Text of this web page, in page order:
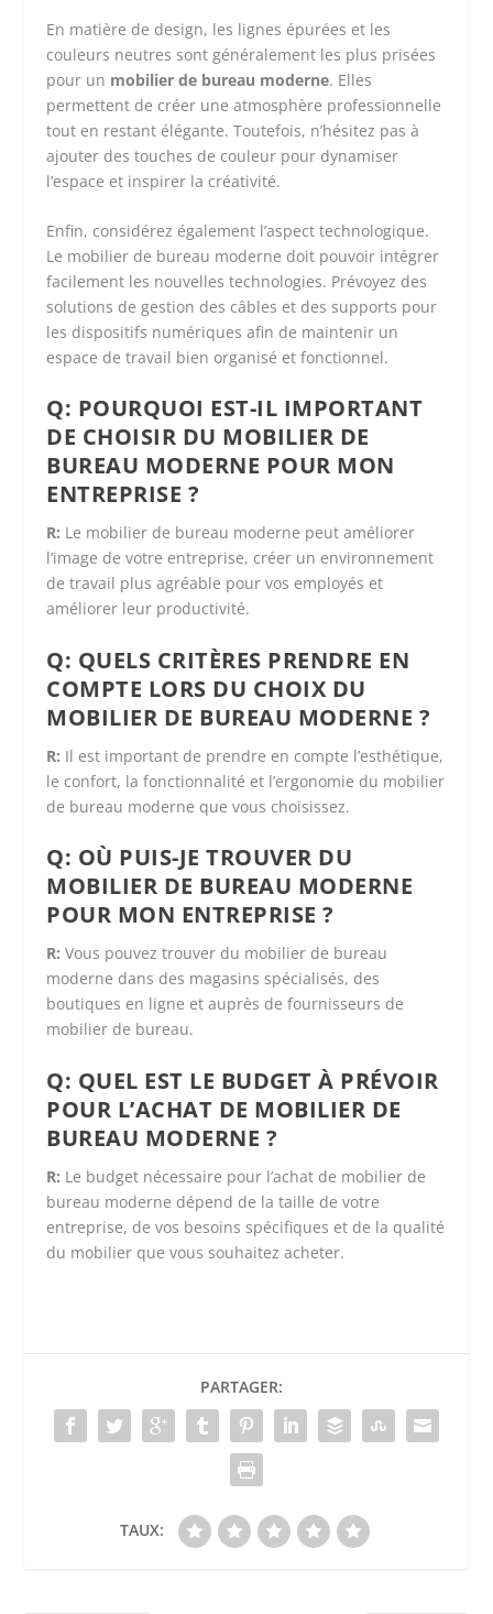
En matière de design, les lignes épurées et les
couleurs neutres sont généralement les plus prisées
pour un mobilier de bureau moderne. Elles
permettent de créer une atmosphère professionnelle
tout en restant élégante. Toutefois, n’hésitez pas à
ajouter des touches de couleur pour dynamiser
l’espace et inspirer la créativité.
Enfin, considérez également l’aspect technologique.
Le mobilier de bureau moderne doit pouvoir intégrer
facilement les nouvelles technologies. Prévoyez des
solutions de gestion des câbles et des supports pour
les dispositifs numériques afin de maintenir un
espace de travail bien organisé et fonctionnel.
Q: POURQUOI EST-IL IMPORTANT
DE CHOISIR DU MOBILIER DE
BUREAU MODERNE POUR MON
ENTREPRISE ?
R: Le mobilier de bureau moderne peut améliorer
l’image de votre entreprise, créer un environnement
de travail plus agréable pour vos employés et
améliorer leur productivité.
Q: QUELS CRITÈRES PRENDRE EN
COMPTE LORS DU CHOIX DU
MOBILIER DE BUREAU MODERNE ?
R: Il est important de prendre en compte l’esthétique,
le confort, la fonctionnalité et l’ergonomie du mobilier
de bureau moderne que vous choisissez.
Q: OÙ PUIS-JE TROUVER DU
MOBILIER DE BUREAU MODERNE
POUR MON ENTREPRISE ?
R: Vous pouvez trouver du mobilier de bureau
moderne dans des magasins spécialisés, des
boutiques en ligne et auprès de fournisseurs de
mobilier de bureau.
Q: QUEL EST LE BUDGET À PRÉVOIR
POUR L’ACHAT DE MOBILIER DE
BUREAU MODERNE ?
R: Le budget nécessaire pour l’achat de mobilier de
bureau moderne dépend de la taille de votre
entreprise, de vos besoins spécifiques et de la qualité
du mobilier que vous souhaitez acheter.
PARTAGER:
TAUX: